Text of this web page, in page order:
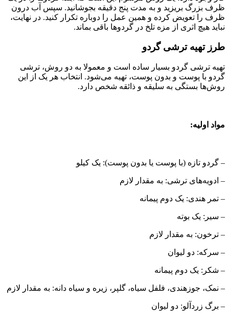
ظرف بزرگ بریزید و به مدت پنج دقیقه بجوشانید. سپس آب درون
ظرف را تعویض کرده و همین عمل را دوباره تکرار کنید. در نهایت،
نباید هیچ اثری از مزه تلخ در گردوها باقی بماند.
طرز تهیه ترشی گردو
تهیه ترشی گردو بسیار ساده است و معمولا به دو روش، ترشی
گردو با پوست و بدون پوست، تهیه می‌شود. انتخاب هر یک از این
روش‌ها بستگی به سلیقه و ذائقه شخص دارد.
مواد اولیه:
– گردو تازه (با پوست یا بدون پوست): یک کیلو
– ادویه‌های ترشی: به مقدار لازم
– تمر هندی: یک دوم پیمانه
– سیر: یک بوته
– ترخون: به مقدار لازم
– سرکه: دو لیوان
– شکر: یک دوم پیمانه
– نمک، جوزهندی، فلفل سیاه، گلپر، زیره و سیاه دانه: به مقدار لازم
– برگ زردآلو: دو لیوان